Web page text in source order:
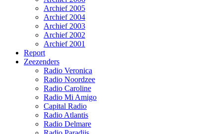
Archief 2005
Archief 2004
Archief 2003
Archief 2002
Archief 2001
Report
Zeezenders
Radio Veronica
Radio Noordzee
Radio Caroline
Radio Mi Amigo
Capital Radio
Radio Atlantis
Radio Delmare